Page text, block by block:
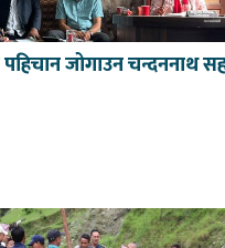
जोगाउन चन्दननाथ